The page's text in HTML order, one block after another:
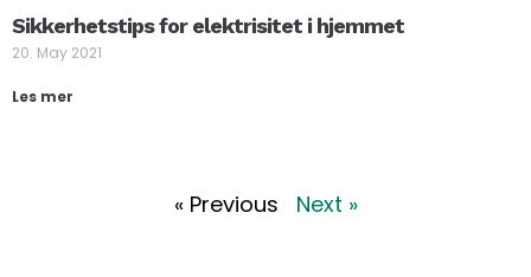
Sikkerhetstips for elektrisitet i hjemmet
20. May 2021
Les mer
« Previous Next »